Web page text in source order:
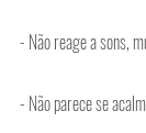
- Não reage a sons,
- Não parece se